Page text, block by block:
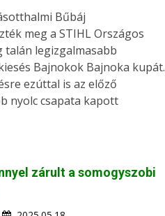
Bűbáj
meg a STIHL Országos
talán legizgalmasabb
Bajnokok Bajnoka kupát.
ezúttal is az előző
nyolc csapata kapott
zárult a somogyszobi